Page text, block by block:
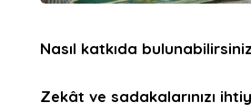
Nasıl katkıda
Zekât ve sadakalarınızı